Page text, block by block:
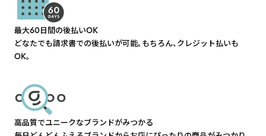
最大60日間の後払いOK
どなたでも請求書での後払いが可能。もちろん、クレジット払いも
OK。
高品質でユニークなブランドがみつかる